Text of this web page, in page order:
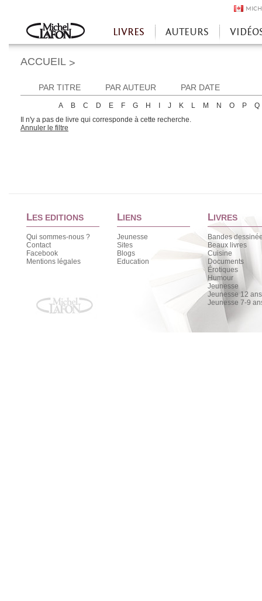
Accueil
LIVRES AUTEURS
ACCUEIL >
PAR TITRE PAR AUTEUR PAR DATE
A B C D E F G H J K L M N O P
Q
Il n'y a pas de livre qui corresponde à cette recherche.
Annuler le filtre
LES EDITIONS
Qui sommes-nous ?
Contact
Facebook
Mentions légales
LIENS
Jeunesse
Sites
Blogs
Education
LIVRES
Bandes
Beaux livres
Cuisine
Documents
Érotiques
Humour
Jeunesse
Jeunesse 12
Jeunesse 7-9